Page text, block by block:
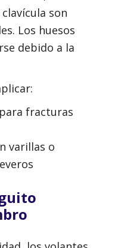
son
Los huesos
debido a la
para fracturas
varillas o